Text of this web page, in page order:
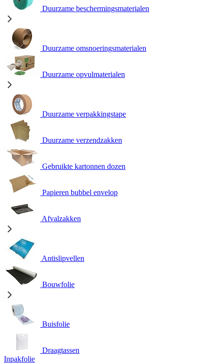
Duurzame beschermingsmaterialen
Duurzame omsnoeringsmaterialen
Duurzame opvulmaterialen
Duurzame verpakkingstape
Duurzame verzendzakken
Gebruikte kartonnen dozen
Papieren bubbel envelop
Afvalzakken
Antislipvellen
Bouwfolie
Buisfolie
Draagtassen
Inpakfolie